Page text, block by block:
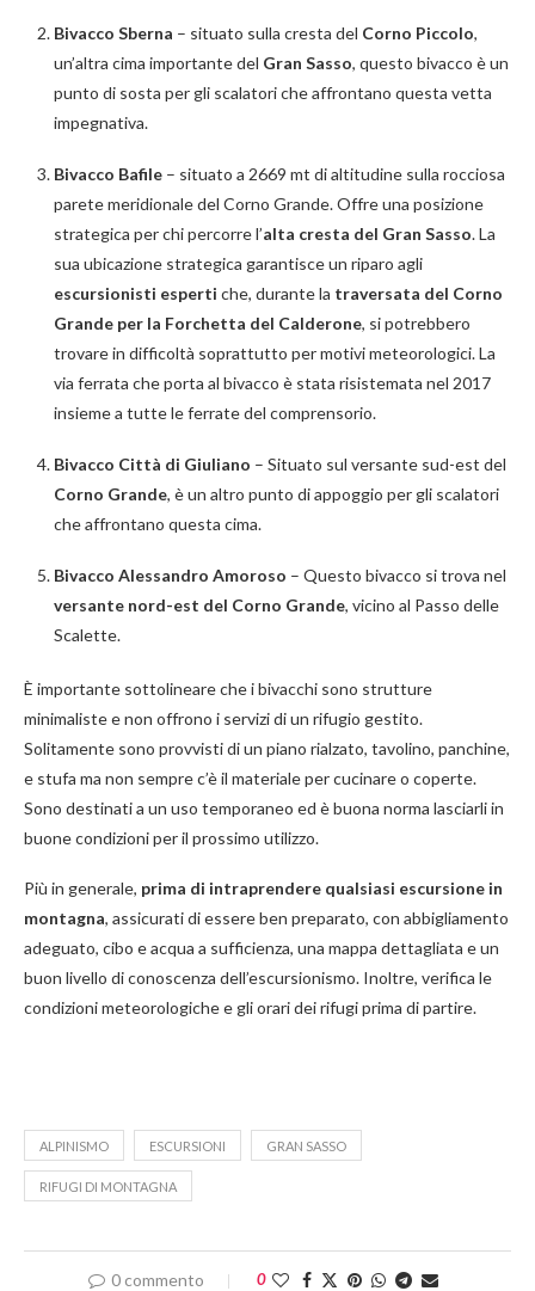
Bivacco Sberna – situato sulla cresta del Corno Piccolo,
un’altra cima importante del Gran Sasso, questo bivacco è un
punto di sosta per gli scalatori che affrontano questa vetta
impegnativa.
Bivacco Bafile – situato a 2669 mt di altitudine sulla rocciosa
parete meridionale del Corno Grande. Offre una posizione
strategica per chi percorre l’alta cresta del Gran Sasso. La
sua ubicazione strategica garantisce un riparo agli
escursionisti esperti che, durante la traversata del Corno
Grande per la Forchetta del Calderone, si potrebbero
trovare in difficoltà soprattutto per motivi meteorologici. La
via ferrata che porta al bivacco è stata risistemata nel 2017
insieme a tutte le ferrate del comprensorio.
Bivacco Città di Giuliano – Situato sul versante sud-est del
Corno Grande, è un altro punto di appoggio per gli scalatori
che affrontano questa cima.
Bivacco Alessandro Amoroso – Questo bivacco si trova nel
versante nord-est del Corno Grande, vicino al Passo delle
Scalette.
È importante sottolineare che i bivacchi sono strutture
minimaliste e non offrono i servizi di un rifugio gestito.
Solitamente sono provvisti di un piano rialzato, tavolino, panchine,
e stufa ma non sempre c’è il materiale per cucinare o coperte.
Sono destinati a un uso temporaneo ed è buona norma lasciarli in
buone condizioni per il prossimo utilizzo.
Più in generale, prima di intraprendere qualsiasi escursione in
montagna, assicurati di essere ben preparato, con abbigliamento
adeguato, cibo e acqua a sufficienza, una mappa dettagliata e un
buon livello di conoscenza dell’escursionismo. Inoltre, verifica le
condizioni meteorologiche e gli orari dei rifugi prima di partire.
ALPINISMO ESCURSIONI GRAN SASSO
RIFUGI DI MONTAGNA
0 commento 0